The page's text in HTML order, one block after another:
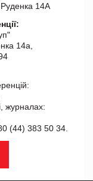
14А
14а,
журналах:
(44) 383 50 34.